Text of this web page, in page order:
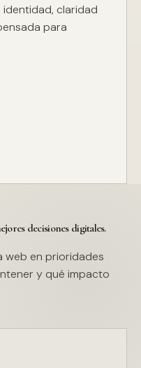
claridad
para
decisiones digitales.
web en prioridades
y qué impacto